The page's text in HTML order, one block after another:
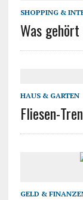
SHOPPING &
Was
HAUS & GARTEN
Fliesen-
GELD &